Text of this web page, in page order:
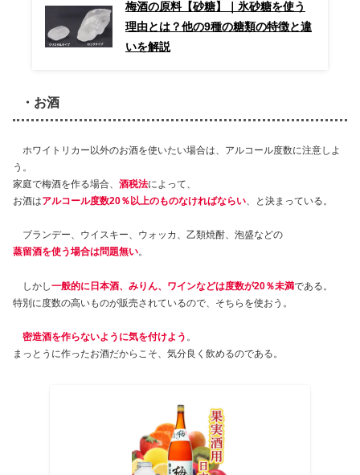
梅酒の原料【砂糖】｜氷砂糖を使う
理由とは？他の9種の糖類の特徴と違
いを解説
・お酒
ホワイトリカー以外のお酒を使いたい場合は、アルコール度数に注意しよ
う。
家庭で梅酒を作る場合、 酒税法によって、
お酒はアルコール度数20％以上のものなければならい 、と決まっている。
ブランデー、ウイスキー、ウォッカ、乙類焼酎、泡盛などの
蒸留酒を使う場合は問題無い。
しかし一般的に日本酒、みりん、ワインなどは度数が20％未満である。
特別に度数の高いものが販売されているので、そちらを使おう。
密造酒を作らないように気を付けよう 。
まっとうに作ったお酒だからこそ、気分良く飲めるのである。